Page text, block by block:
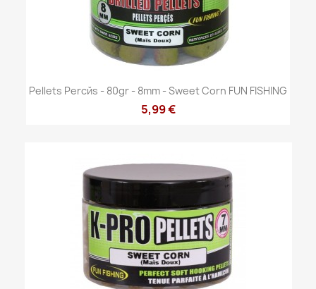
Pellets Percйs - 80gr - 8mm - Sweet Corn FUN FISHING
5,99 €